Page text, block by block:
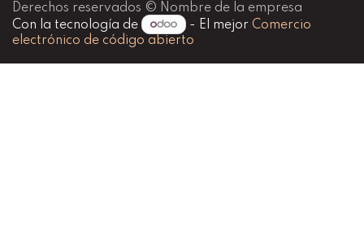
Derechos reservados © Nombre de la empresa
Con la tecnología de
- El mejor Comercio
electrónico de código abierto